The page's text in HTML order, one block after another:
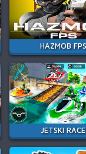
HAZMOB FPS
JETSKI RACE